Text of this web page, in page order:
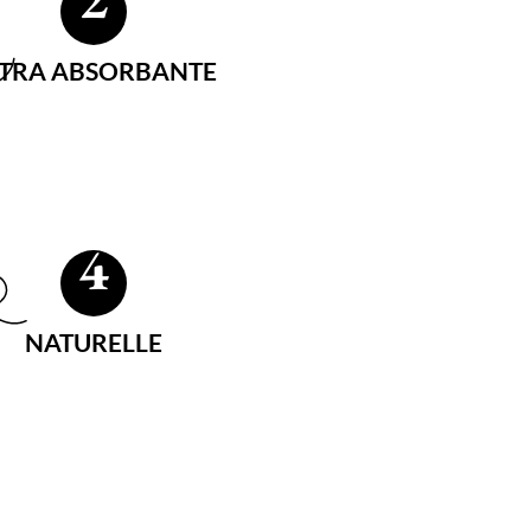
ABSORBANTE
4
NATURELLE